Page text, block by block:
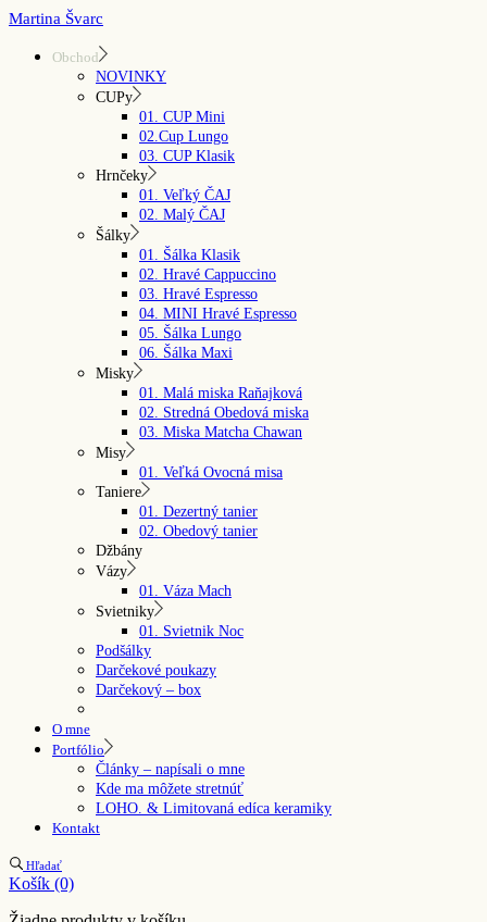
Skip
Martina Švarc
Obchod
NOVINKY
CUPy
01. CUP Mini
02.Cup Lungo
03. CUP Klasik
Hrnčeky
01. Veľký ČAJ
02. Malý ČAJ
Šálky
01. Šálka Klasik
02. Hravé Cappuccino
03. Hravé Espresso
04. MINI Hravé Espresso
05. Šálka Lungo
06. Šálka Maxi
Misky
01. Malá miska Raňajková
02. Stredná Obedová miska
03. Miska Matcha Chawan
Misy
01. Veľká Ovocná misa
Taniere
01. Dezertný tanier
02. Obedový tanier
Džbány
Vázy
01. Váza Mach
Svietniky
01. Svietnik Noc
Podšálky
Darčekové poukazy
Darčekový – box
O mne
Portfólio
Články – napísali o mne
Kde ma môžete stretnúť
LOHO. & Limitovaná edíca keramiky
Kontakt
Hľadať
Košík (0)